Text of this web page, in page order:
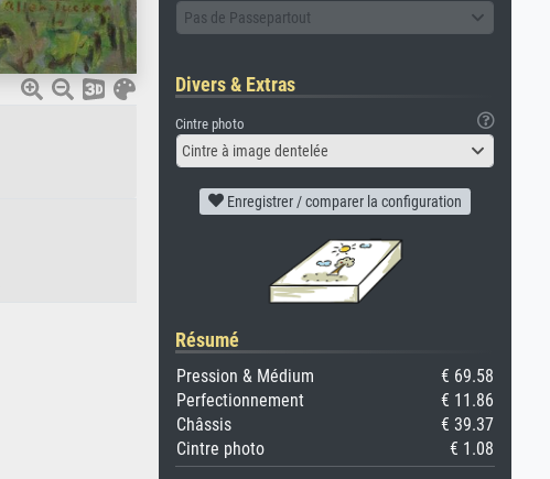
Pas de Passepartout
Divers & Extras
Cintre photo
Cintre à image dentelée
Enregistrer / comparer la configuration
Résumé
Pression & Médium
€ 69.58
Perfectionnement
€ 11.86
Châssis
€ 39.37
Cintre photo
€ 1.08